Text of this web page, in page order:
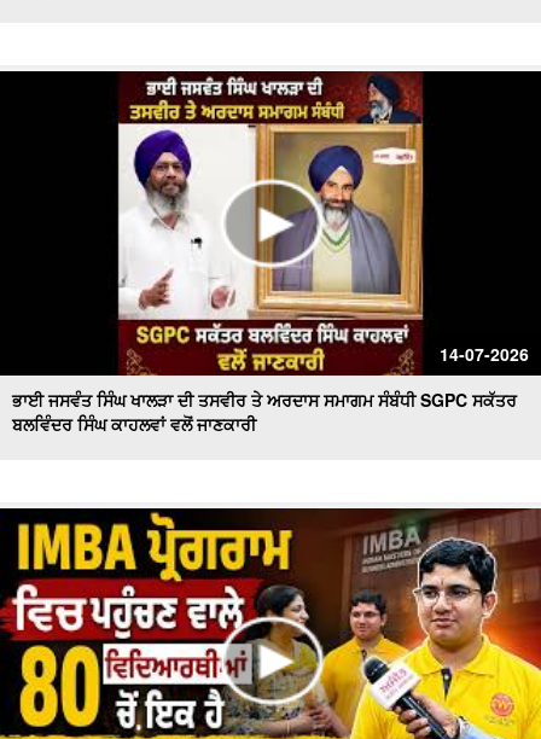
14-07-2026
ਭਾਈ ਜਸਵੰਤ ਸਿੰਘ ਖਾਲੜਾ ਦੀ ਤਸਵੀਰ ਤੇ ਅਰਦਾਸ ਸਮਾਗਮ ਸੰਬੰਧੀ SGPC ਸਕੱਤਰ
ਬਲਵਿੰਦਰ ਸਿੰਘ ਕਾਹਲਵਾਂ ਵਲੋਂ ਜਾਣਕਾਰੀ